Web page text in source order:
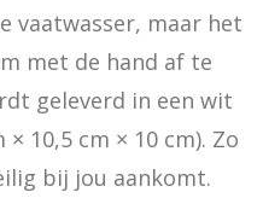
vaatwasser, maar het
met de hand af te
geleverd in een wit
10,5 cm × 10 cm). Zo
bij jou aankomt.